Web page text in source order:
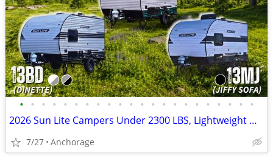
• • • • • • • • • • • • • • • • • • • • • •
2026 Sun Lite Campers Under 2300 LBS, Lightweight W/ Solar ☀️
7/27 Anchorage